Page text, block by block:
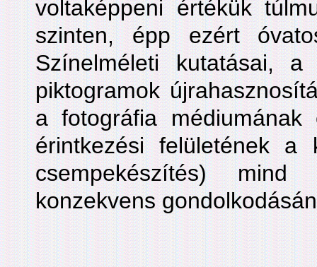
voltaképpeni értékük
szinten, épp ezért
Színelméleti kutatásai, a
piktogramok
a fotográfia
érintkezési felületének a
csempekészítés)
konzekvens